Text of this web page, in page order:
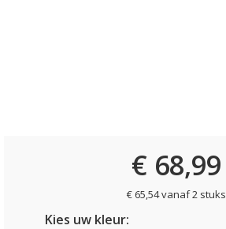
€ 68,99
€ 65,54 vanaf 2 stuks
Kies uw kleur: